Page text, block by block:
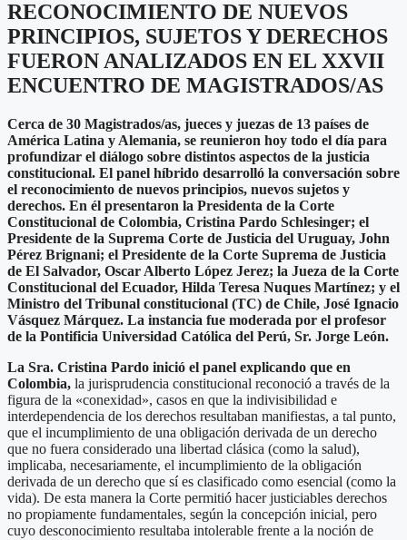
RECONOCIMIENTO DE NUEVOS
PRINCIPIOS, SUJETOS Y DERECHOS
FUERON ANALIZADOS EN EL XXVII
ENCUENTRO DE MAGISTRADOS/AS
Cerca de 30 Magistrados/as, jueces y juezas de 13 países de
América Latina y Alemania, se reunieron hoy todo el día para
profundizar el diálogo sobre distintos aspectos de la justicia
constitucional. El panel híbrido desarrolló la conversación sobre
el reconocimiento de nuevos principios, nuevos sujetos y
derechos. En él presentaron la Presidenta de la Corte
Constitucional de Colombia, Cristina Pardo Schlesinger; el
Presidente de la Suprema Corte de Justicia del Uruguay, John
Pérez Brignani; el Presidente de la Corte Suprema de Justicia
de El Salvador, Oscar Alberto López Jerez; la Jueza de la Corte
Constitucional del Ecuador, Hilda Teresa Nuques Martínez; y el
Ministro del Tribunal constitucional (TC) de Chile, José Ignacio
Vásquez Márquez. La instancia fue moderada por el profesor
de la Pontificia Universidad Católica del Perú, Sr. Jorge León.
La Sra. Cristina Pardo inició el panel explicando que en
Colombia, la jurisprudencia constitucional reconoció a través de la
figura de la «conexidad», casos en que la indivisibilidad e
interdependencia de los derechos resultaban manifiestas, a tal punto,
que el incumplimiento de una obligación derivada de un derecho
que no fuera considerado una libertad clásica (como la salud),
implicaba, necesariamente, el incumplimiento de la obligación
derivada de un derecho que sí es clasificado como esencial (como la
vida). De esta manera la Corte permitió hacer justiciables derechos
no propiamente fundamentales, según la concepción inicial, pero
cuyo desconocimiento resultaba intolerable frente a la noción de